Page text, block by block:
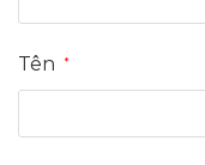
Tên *